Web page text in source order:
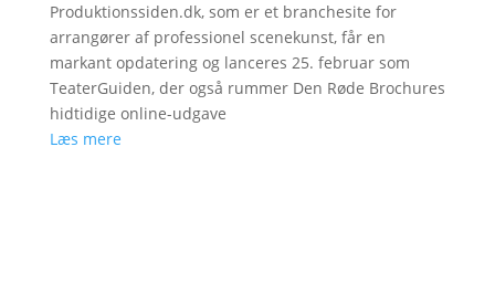
Produktionssiden.dk, som er et branchesite for
arrangører af professionel scenekunst, får en
markant opdatering og lanceres 25. februar som
TeaterGuiden, der også rummer Den Røde Brochures
hidtidige online-udgave
Læs mere